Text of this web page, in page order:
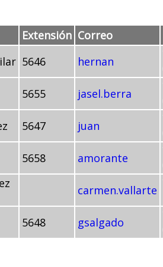
Extensión Correo
5646 hernan
5655
jasel.berra
5647 juan
5658
amorante
carmen.vallarte
5648
gsalgado